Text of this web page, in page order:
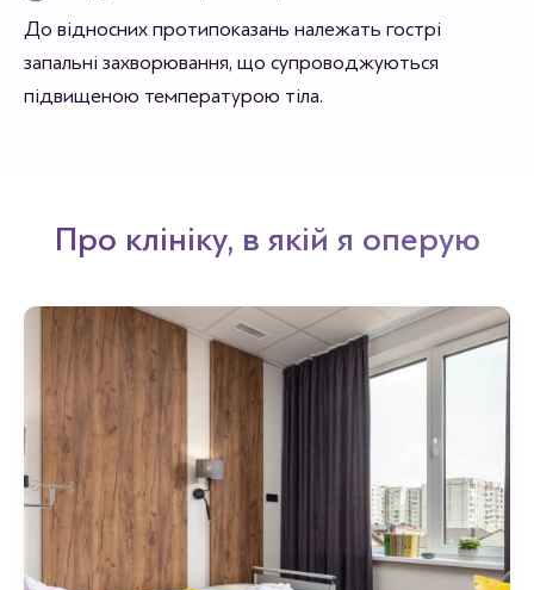
До відносних протипоказань належать гострі
запальні захворювання, що супроводжуються
підвищеною температурою тіла.
Про клініку, в якій я оперую